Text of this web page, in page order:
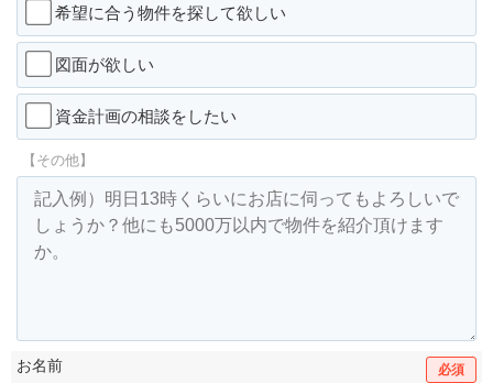
希望に合う物件を探して欲しい
図面が欲しい
資金計画の相談をしたい
【その他】
お名前 必須